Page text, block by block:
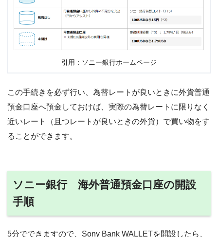
引用：ソニー銀行ホームページ
この手続きを必ず行い、為替レートが良いときに外貨普通
預金口座へ預金しておけば、実際の為替レートに限りなく
近いレート（且つレートが良いときの外貨）で買い物をす
ることができます。
ソニー銀行 海外普通預金口座の開設
手順
5分でできますので、Sony Bank WALLETを開設したら、